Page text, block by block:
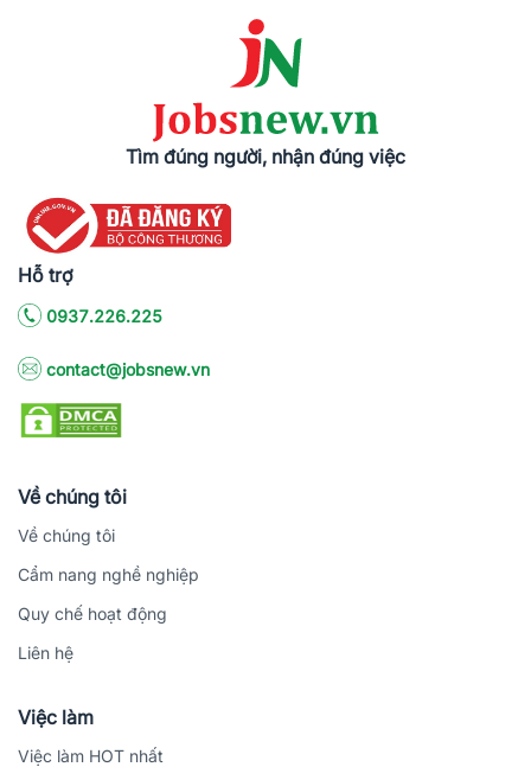
Tìm đúng người, nhận đúng việc
Hỗ trợ
0937.226.225
contact@jobsnew.vn
Về chúng tôi
Về chúng tôi
Cẩm nang nghề nghiệp
Quy chế hoạt động
Liên hệ
Việc làm
Việc làm HOT nhất